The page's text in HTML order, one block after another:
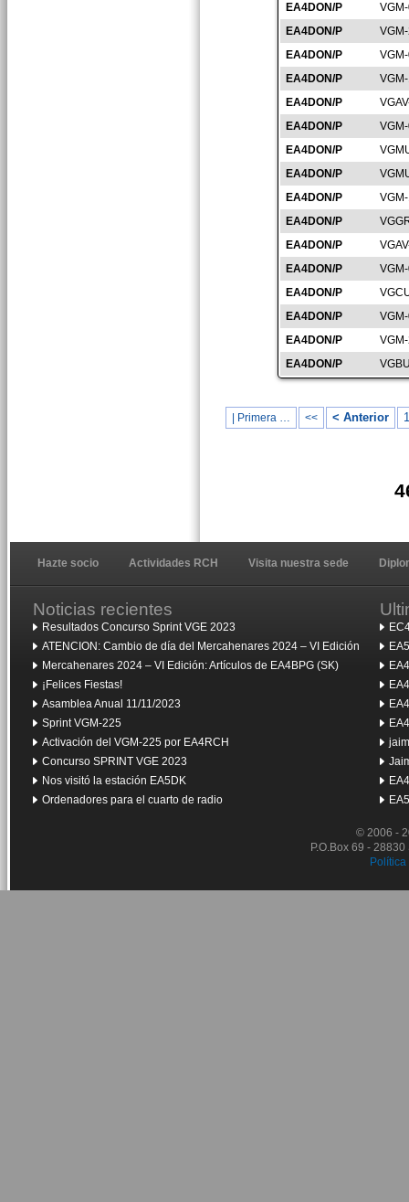
EA4DON/P
EA4DON/P
EA4DON/P
EA4DON/P
EA4DON/P
EA4DON/P
EA4DON/P
EA4DON/P
EA4DON/P
EA4DON/P
EA4DON/P
EA4DON/P
EA4DON/P
EA4DON/P
EA4DON/P
EA4DON/P
| Primera … << < Anterior
Hazte socio Actividades RCH Visita nuestra sede
Noticias recientes
Resultados Concurso Sprint VGE 2023
ATENCION: Cambio de día del Mercahenares 2024 – VI Edición
Mercahenares 2024 – VI Edición: Artículos de EA4BPG (SK)
¡Felices Fiestas!
Asamblea Anual 11/11/2023
Sprint VGM-225
Activación del VGM-225 por EA4RCH
Concurso SPRINT VGE 2023
Nos visitó la estación EA5DK
Ordenadores para el cuarto de radio
© 2006 -
P.O.Box 69 -